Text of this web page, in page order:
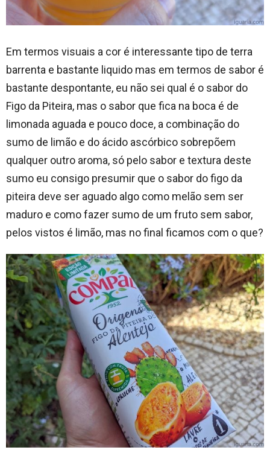
Em termos visuais a cor é interessante tipo de terra
barrenta e bastante liquido mas em termos de sabor é
bastante despontante, eu não sei qual é o sabor do
Figo da Piteira, mas o sabor que fica na boca é de
limonada aguada e pouco doce, a combinação do
sumo de limão e do ácido ascórbico sobrepõem
qualquer outro aroma, só pelo sabor e textura deste
sumo eu consigo presumir que o sabor do figo da
piteira deve ser aguado algo como melão sem ser
maduro e como fazer sumo de um fruto sem sabor,
pelos vistos é limão, mas no final ficamos com o que?